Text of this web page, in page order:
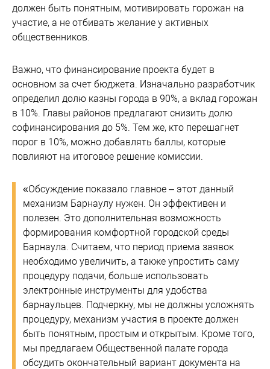
должен быть понятным, мотивировать горожан на
участие, а не отбивать желание у активных
общественников.
Важно, что финансирование проекта будет в
основном за счет бюджета. Изначально разработчик
определил долю казны города в 90%, а вклад горожан
в 10%. Главы районов предлагают снизить долю
софинансирования до 5%. Тем же, кто перешагнет
порог в 10%, можно добавлять баллы, которые
повлияют на итоговое решение комиссии.
«Обсуждение показало главное – этот данный
механизм Барнаулу нужен. Он эффективен и
полезен. Это дополнительная возможность
формирования комфортной городской среды
Барнаула. Считаем, что период приема заявок
необходимо увеличить, а также упростить саму
процедуру подачи, больше использовать
электронные инструменты для удобства
барнаульцев. Подчеркну, мы не должны усложнять
процедуру, механизм участия в проекте должен
быть понятным, простым и открытым. Кроме того,
мы предлагаем Общественной палате города
обсудить окончательный вариант документа на